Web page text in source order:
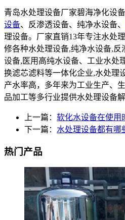
青岛水处理设备厂家碧海净化设
设备、反渗透设备、纯净水设备、
理设备。厂家直销13年专注水处
修各种水处理设备,纯净水设备,
设备,医用高纯水设备、工业水处
换滤芯滤料等一体化企业,水处理
产水率高，多年来为工业生产、
品加工等多行业提供水处理设备解
上一篇： 软化水设备在使用
下一篇： 水处理设备都有哪
热门产品